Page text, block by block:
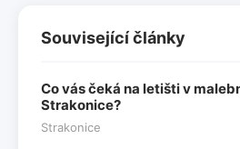
Související články
Co vás čeká na letišti v
Strakonice?
Strakonice